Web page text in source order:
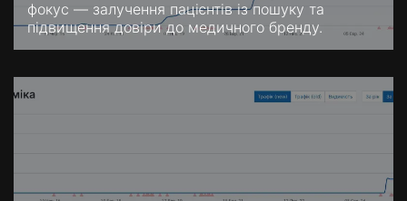
фокус — залучення пацієнтів із пошуку та
підвищення довіри до медичного бренду.